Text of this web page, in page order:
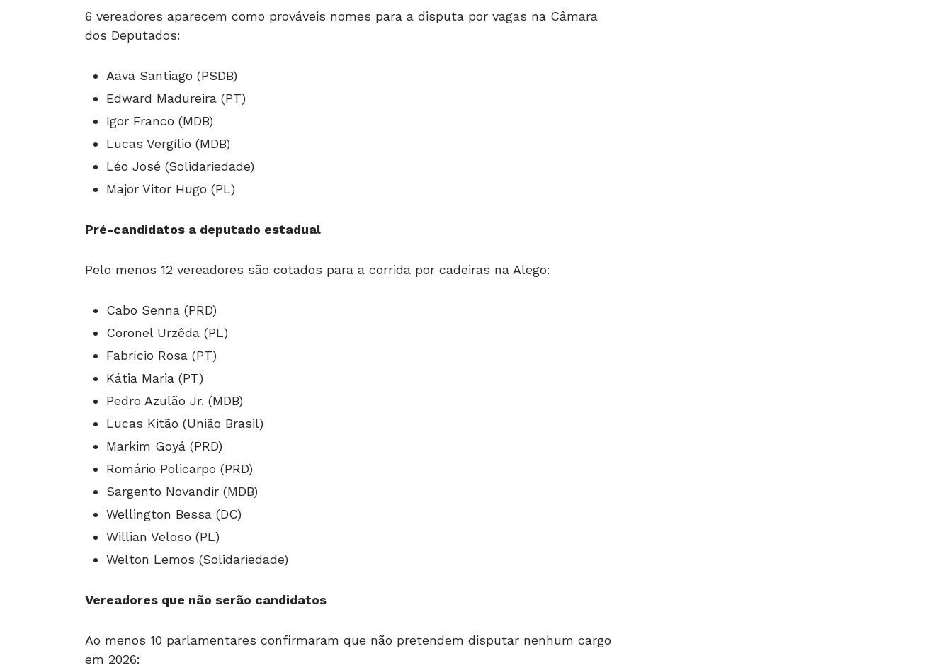
6 vereadores aparecem como prováveis nomes para a disputa por vagas na Câmara
dos Deputados:
Aava Santiago (PSDB)
Edward Madureira (PT)
Igor Franco (MDB)
Lucas Vergílio (MDB)
Léo José (Solidariedade)
Major Vitor Hugo (PL)
Pré-candidatos a deputado estadual
Pelo menos 12 vereadores são cotados para a corrida por cadeiras na Alego:
Cabo Senna (PRD)
Coronel Urzêda (PL)
Fabrício Rosa (PT)
Kátia Maria (PT)
Pedro Azulão Jr. (MDB)
Lucas Kitão (União Brasil)
Markim Goyá (PRD)
Romário Policarpo (PRD)
Sargento Novandir (MDB)
Wellington Bessa (DC)
Willian Veloso (PL)
Welton Lemos (Solidariedade)
Vereadores que não serão candidatos
Ao menos 10 parlamentares confirmaram que não pretendem disputar nenhum cargo
em 2026: